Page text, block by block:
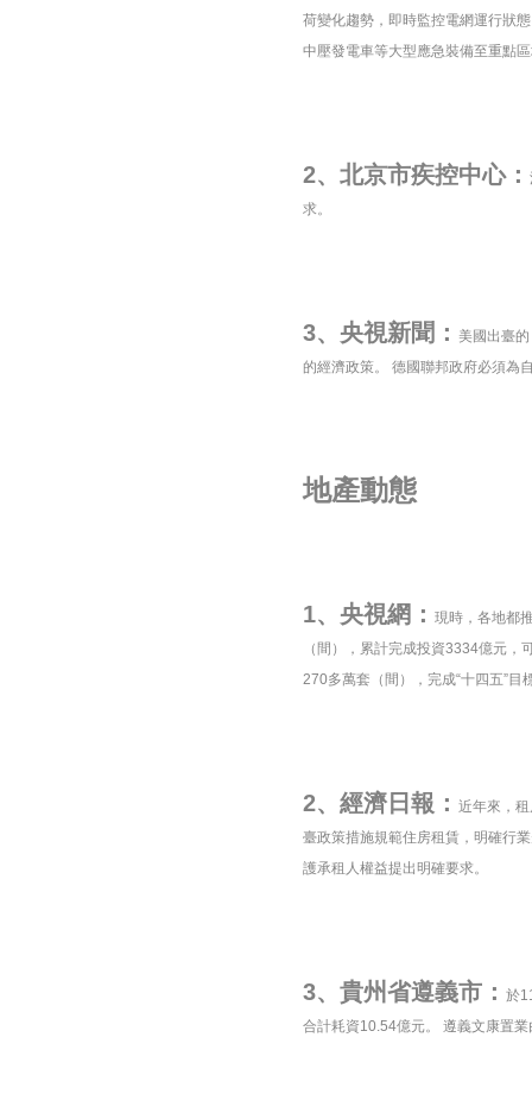
荷變化趨勢，即時監控電網運行狀
中壓發電車等大型應急裝備至重點
2、北京市疾控中心：
求。
3、央視新聞：
美國出臺
的經濟政策。 德國聯邦政府必須為
地產動態
1、央視網： 現時，各地都
（間），累計完成投資3334億元
270多萬套（間），完成“十四五”目
2、經濟日報： 近年來，
臺政策措施規範住房租賃，明確行
護承租人權益提出明確要求。
3、貴州省遵義市： 於
合計耗資10.54億元。 遵義文康置